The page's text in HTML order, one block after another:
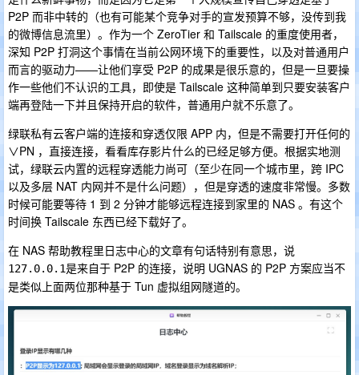
P2P 而非中转的（也有可能某个竞争对手的宣发预算不够，没传到我
的微博信息流里）。作为一个 ZeroTier 和 Tailscale 的重度使用者，
深知 P2P 打洞这个事情在当前公网环境下的重要性，以及对普通用户
而言的驱动力——让他们享受 P2P 的成果是很乐意的，但是一旦要操
作一些他们不认识的工具，即使是 Tailscale 这种简单到只要安装客户
端再登陆一下并且保持开启的软件，普通用户就不乐意了。
绿联私有云客户端的连接和穿透仅限 APP 内，但是不需要打开任何的
∨PN ，直接连接，看看库存影片什么的已经足够方便。根据实地测
试，绿联云内置的远程穿透能力尚可（至少在同一个城市里，跨 IPC
以及多层 NAT 内网并不是什么问题），但是穿透的速度非常慢。多数
时候可能要等待 1 到 2 分钟才能够远程连接到家里的 NAS 。有这个
时间换 Tailscale 东西已经下载好了。
在 NAS 帮助教程里日志中心的文章有句话特别有意思，说
127.0.0.1是来自于 P2P 的连接，说明 UGNAS 的 P2P 方案应当不
是类似上面两位那种基于 Tun 虚拟组网隧道的。